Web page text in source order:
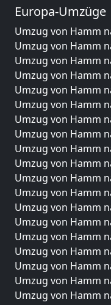
Europa-Umzüge
Umzug von Hamm
Umzug von Hamm
Umzug von Hamm
Umzug von Hamm
Umzug von Hamm
Umzug von Hamm
Umzug von Hamm
Umzug von Hamm
Umzug von Hamm
Umzug von Hamm
Umzug von Hamm
Umzug von Hamm
Umzug von Hamm
Umzug von Hamm
Umzug von Hamm
Umzug von Hamm
Umzug von Hamm
Umzug von Hamm
Umzug von Hamm